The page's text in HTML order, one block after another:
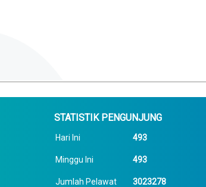
STATISTIK PENGUNJUNG
Hari Ini 493
Minggu Ini 493
Jumlah Pelawat 3023278